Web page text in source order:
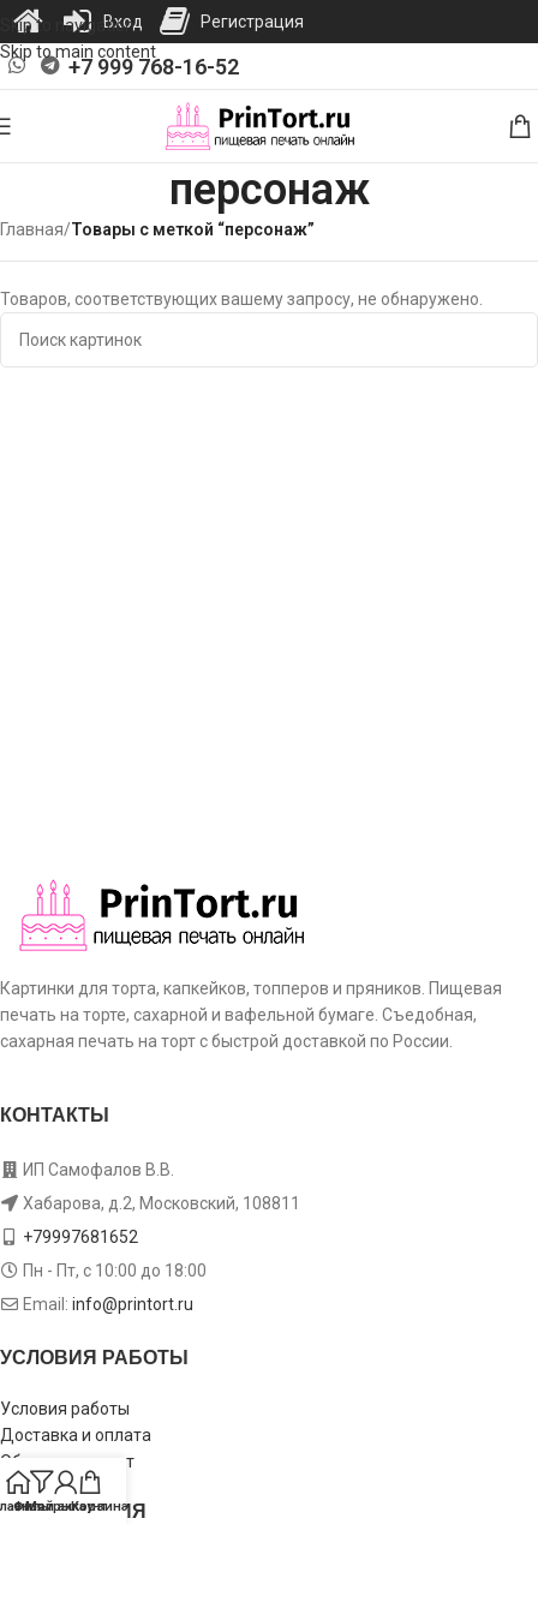
Skip to navigation
Skip to main content
+7 999 768-16-52
персонаж
Главная/Товары с меткой “персонаж”
Товаров, соответствующих вашему запросу, не обнаружено.
Картинки для торта, капкейков, топперов и пряников. Пищевая
печать на торте, сахарной и вафельной бумаге. Съедобная,
сахарная печать на торт с быстрой доставкой по России.
КОНТАКТЫ
ИП Самофалов В.В.
Хабарова, д.2, Московский, 108811
+79997681652
Пн - Пт, с 10:00 до 18:00
Email: info@printort.ru
УСЛОВИЯ РАБОТЫ
Условия работы
Доставка и оплата
Обмен и возврат
ИНФОРМАЦИЯ
Фильтры
Мой аккаунт
Корзина
Вход Регистрация